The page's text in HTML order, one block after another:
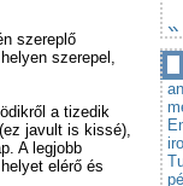
szereplő
szerepel,
a tizedik
javult is kissé),
A legjobb
elérő és
»
»
»